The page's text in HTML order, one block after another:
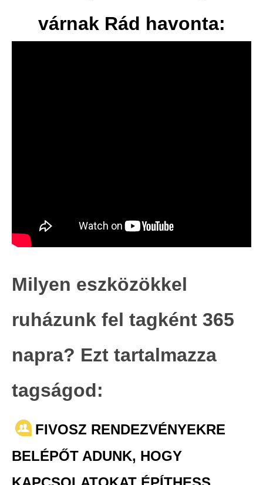
várnak Rád havonta:
Milyen eszközökkel
ruházunk fel tagként 365
napra? Ezt tartalmazza
tagságod:
FIVOSZ RENDEZVÉNYEKRE
BELÉPŐT ADUNK, HOGY